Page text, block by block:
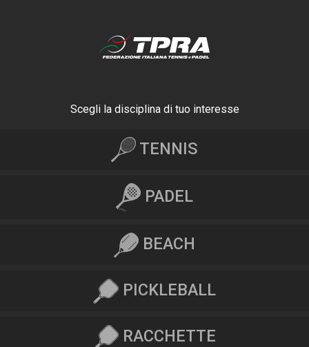
Scegli la disciplina di tuo interesse
TENNIS
PADEL
BEACH
PICKLEBALL
RACCHETTE